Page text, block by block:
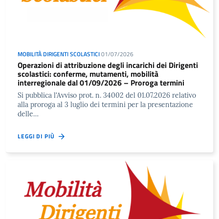
MOBILITÀ DIRIGENTI SCOLASTICI01/07/2026
Operazioni di attribuzione degli incarichi dei Dirigenti
scolastici: conferme, mutamenti, mobilità
interregionale dal 01/09/2026 – Proroga termini
Si pubblica l'Avviso prot. n. 34002 del 01.07.2026 relativo
alla proroga al 3 luglio dei termini per la presentazione
delle…
LEGGI DI PIÙ